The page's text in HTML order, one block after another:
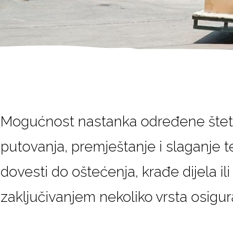
Mogućnost nastanka određene
putovanja, premještanje i slaganje
dovesti do oštećenja, krađe dijela
zaključivanjem nekoliko vrsta